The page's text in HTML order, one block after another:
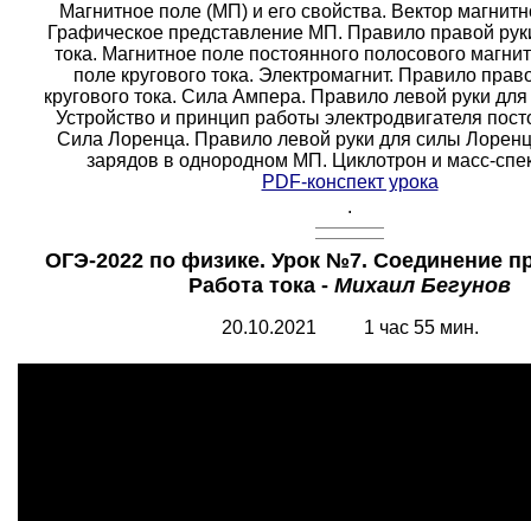
Магнитное поле (МП) и его свойства. Вектор
Графическое представление МП. Правило правой
тока. Магнитное поле постоянного полосового
поле кругового тока. Электромагнит. Правило
кругового тока. Сила Ампера. Правило левой руки
Устройство и принцип работы электродвигателя
Сила Лоренца. Правило левой руки для силы
зарядов в однородном МП. Циклотрон и масс-
PDF-конспект урока
.
ОГЭ-2022 по физике. Урок №7. Соединение
Работа тока - Михаил Бегунов
20.10.2021 1 час 55 мин.